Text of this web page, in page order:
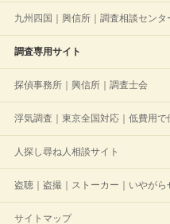
九州四国｜興信所｜調査相談センタ
調査専用サイト
探偵事務所｜興信所｜調査士会
浮気調査｜東京全国対応｜低費用で
人探し尋ね人相談サイト
盗聴｜盗撮｜ストーカー｜いやがら
サイトマップ